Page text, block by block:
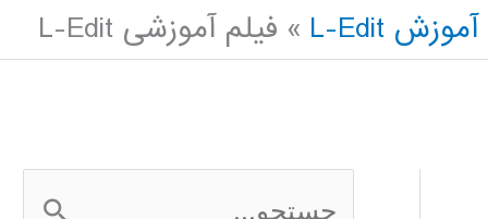
آموزش L-Edit فیلم آموزشی L-Edit